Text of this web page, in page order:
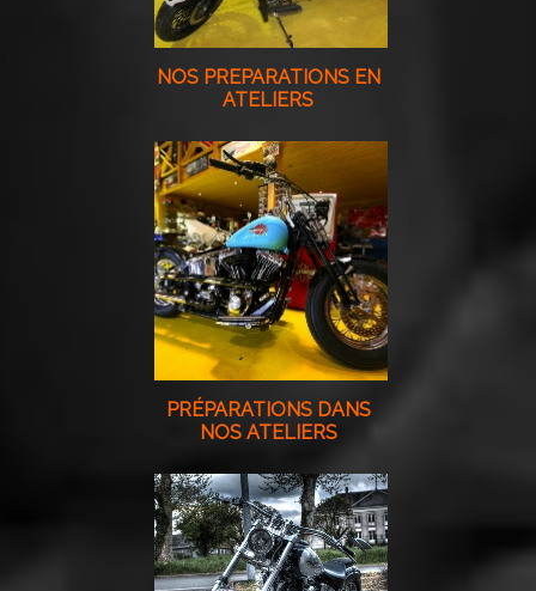
NOS PREPARATIONS EN
ATELIERS
PRÉPARATIONS DANS
NOS ATELIERS